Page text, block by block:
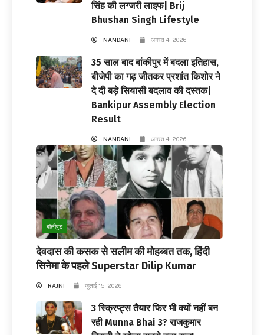
सिंह की लग्जरी लाइफ| Brij
Bhushan Singh Lifestyle
NANDANI अगस्त 4, 2026
35 साल बाद बांकीपुर में बदला इतिहास,
बीजेपी का गढ़ जीतकर प्रशांत किशोर ने
दे दी बड़े सियासी बदलाव की दस्तक|
Bankipur Assembly Election
Result
NANDANI अगस्त 4, 2026
बॉलीवुड
देवदास की कसक से सलीम की मोहब्बत तक, हिंदी
सिनेमा के पहले Superstar Dilip Kumar
RAJNI जुलाई 15, 2026
3 स्क्रिप्ट्स तैयार फिर भी क्यों नहीं बन
रही Munna Bhai 3? राजकुमार